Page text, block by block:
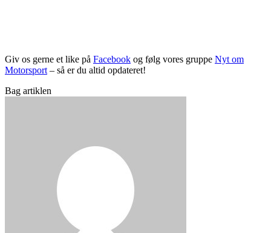
Giv os gerne et like på Facebook og følg vores gruppe Nyt om
Motorsport – så er du altid opdateret!
Bag artiklen